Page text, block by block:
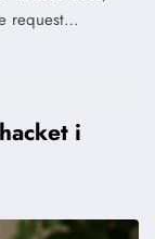
request…
i